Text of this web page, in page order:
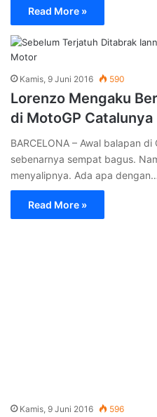
Read More »
Kamis, 9 Juni 2016 590
Lorenzo Mengaku
di MotoGP Catalunya
BARCELONA – Awal balapan
sebenarnya sempat bagus.
menyalipnya. Ada apa dengan…
Read More »
Kamis, 9 Juni 2016 596